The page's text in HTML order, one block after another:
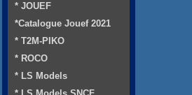
* JOUEF
*Catalogue Jouef 2021
* T2M-PIKO
* ROCO
* LS Models